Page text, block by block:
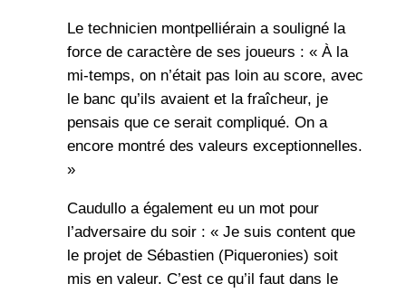
Le technicien montpelliérain a souligné la
force de caractère de ses joueurs : « À la
mi-temps, on n’était pas loin au score, avec
le banc qu’ils avaient et la fraîcheur, je
pensais que ce serait compliqué. On a
encore montré des valeurs exceptionnelles.
»
Caudullo a également eu un mot pour
l’adversaire du soir : « Je suis content que
le projet de Sébastien (Piqueronies) soit
mis en valeur. C’est ce qu’il faut dans le